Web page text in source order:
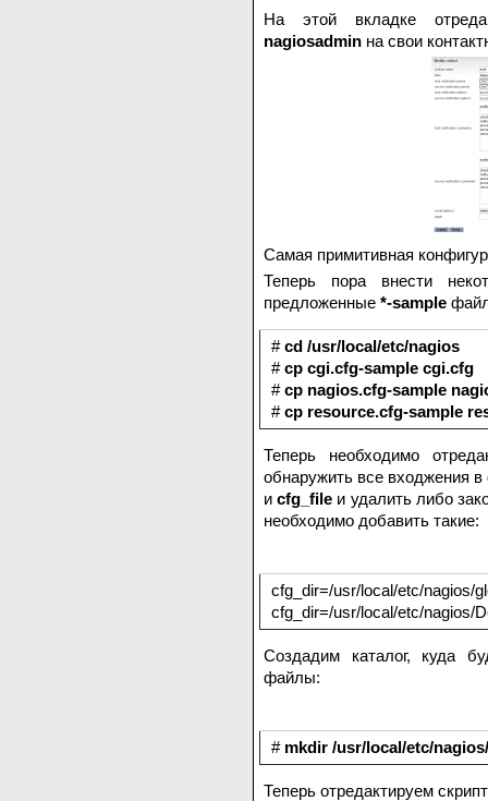
На этой вкладке
nagiosadmin на свои
Самая примитивная
Теперь пора внести
предложенные *-sample
#cd /usr/local/etc/nagios
#cp cgi.cfg-sample cgi.cfg
#cp nagios.cfg-sample
#cp resource.cfg-sample
Теперь необходимо
обнаружить все входжения
иcfg_file и удалить либо
необходимо добавить такие:
cfg_dir=/usr/local/etc/nagios/
cfg_dir=/usr/local/etc/nagios/
Создадим каталог, куда
файлы:
# mkdir /usr/local/etc/
Теперь отредактируем